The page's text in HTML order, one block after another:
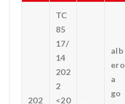
202
TC
85
17/
14
202
2
<20
alb
ero
a
go